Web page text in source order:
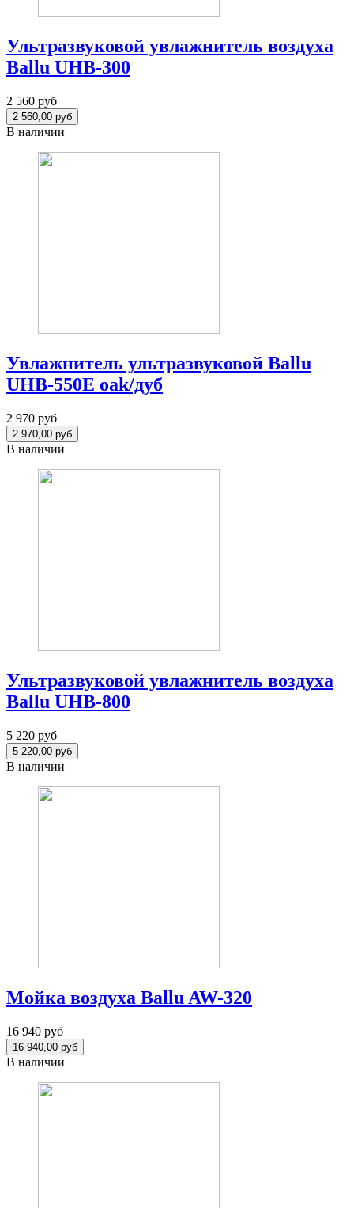
Ультразвуковой увлажнитель воздуха
Ballu UHB-300
2 560 руб
В наличии
Увлажнитель ультразвуковой Ballu
UHB-550E oak/дуб
2 970 руб
В наличии
Ультразвуковой увлажнитель воздуха
Ballu UHB-800
5 220 руб
В наличии
Мойка воздуха Ballu AW-320
16 940 руб
В наличии